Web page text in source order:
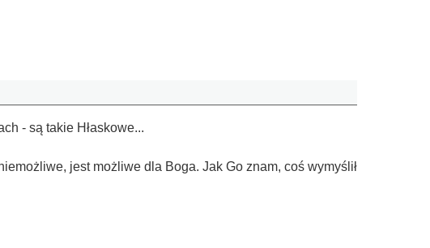
- są takie Hłaskowe...
jest możliwe dla Boga. Jak Go znam, coś wymyślił